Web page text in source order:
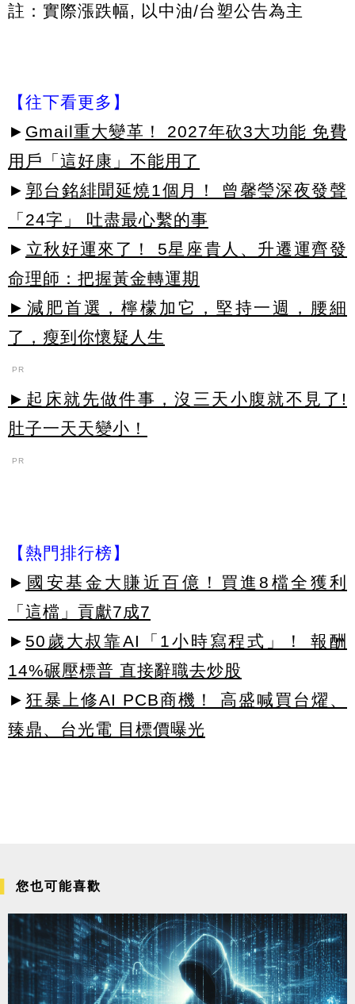
註：實際漲跌幅, 以中油/台塑公告為主
【往下看更多】
► Gmail重大變革！ 2027年砍3大功能 免費
用戶「這好康」不能用了
► 郭台銘緋聞延燒1個月！ 曾馨瑩深夜發聲
「24字」 吐盡最心繫的事
► 立秋好運來了！ 5星座貴人、升遷運齊發
命理師：把握黃金轉運期
►減肥首選，檸檬加它，堅持一週，腰細
了，瘦到你懷疑人生
PR
►起床就先做件事，沒三天小腹就不見了!
肚子一天天變小！
PR
【熱門排行榜】
► 國安基金大賺近百億！買進8檔全獲利
「這檔」貢獻7成7
► 50歲大叔靠AI「1小時寫程式」！ 報酬
14%碾壓標普 直接辭職去炒股
► 狂暴上修AI PCB商機！ 高盛喊買台燿、
臻鼎、台光電 目標價曝光
您也可能喜歡